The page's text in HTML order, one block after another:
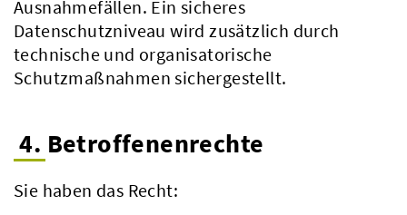
Ausnahmefällen. Ein sicheres
Datenschutzniveau wird zusätzlich durch
technische und organisatorische
Schutzmaßnahmen sichergestellt.
4. Betroffenenrechte
Sie haben das Recht: